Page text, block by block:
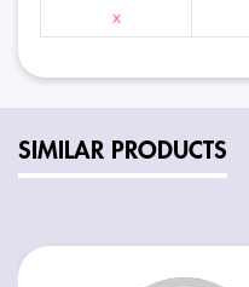
x
SIMILAR PRODUCTS